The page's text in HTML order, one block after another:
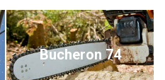
Bucheron 74